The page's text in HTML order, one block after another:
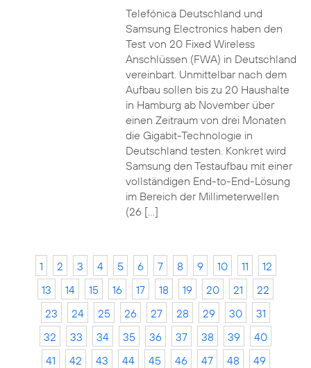
Telefónica Deutschland und
Samsung Electronics haben den
Test von 20 Fixed Wireless
Anschlüssen (FWA) in Deutschland
vereinbart. Unmittelbar nach dem
Aufbau sollen bis zu 20 Haushalte
in Hamburg ab November über
einen Zeitraum von drei Monaten
die Gigabit-Technologie in
Deutschland testen. Konkret wird
Samsung den Testaufbau mit einer
vollständigen End-to-End-Lösung
im Bereich der Millimeterwellen
(26 […]
1 2 3 4 5 6 7 8 9 10 11
12
13
14 15 16 17 18 19 20 21
22
23
24 25 26 27 28 29 30
31
32
33 34 35 36 37 38 39
40
41
42 43 44 45 46 47 48
49